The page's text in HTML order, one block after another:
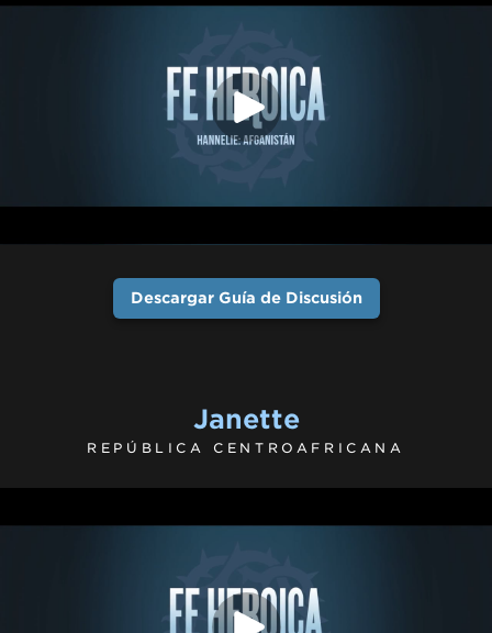
Descargar Guía de Discusión
Janette
REPÚBLICA CENTROAFRICANA